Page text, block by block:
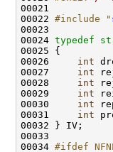
00021
00022 #include "
00023
00024 typedef
00025 {
00026 int
00027 int
00028 int
00029 int
00030 int
00031 int
00032 } IV;
00033
00034 #ifdef